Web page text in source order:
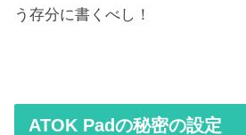
う存分に書くべし！
ATOK Padの秘密の設定